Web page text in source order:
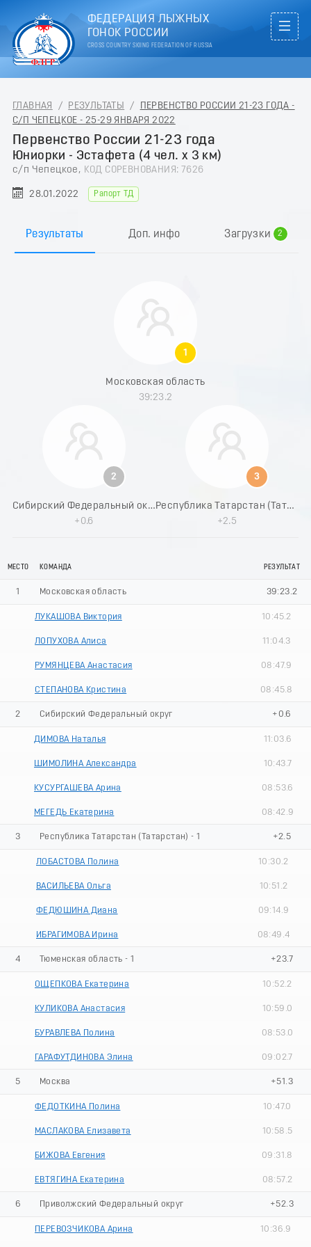
ФЕДЕРАЦИЯ ЛЫЖНЫХ
ГОНОК РОССИИ
CROSS COUNTRY SKIING FEDERATION OF RUSSIA
ГЛАВНАЯ / РЕЗУЛЬТАТЫ /
ПЕРВЕНСТВО РОССИИ 21-23 ГОДА -
С/П ЧЕПЕЦКОЕ - 25-29 ЯНВАРЯ 2022
Первенство России 21-23 года
Юниорки - Эстафета (4 чел. х 3 км)
с/п Чепецкое, КОД СОРЕВНОВАНИЯ: 7626
28.01.2022 Рапорт ТД
Результаты Доп. инфо Загрузки
2
6
8
1
Московская область
39:23.2
2
Сибирский Федеральный округ
+0.6
3
Республика Татарстан (Татарстан) - 1
+2.5
МЕСТО КОМАНДА РЕЗУЛЬТАТ
1 Московская область 39:23.2
ЛУКАШОВА Виктория 10:45.2
ЛОПУХОВА Алиса 11:04.3
РУМЯНЦЕВА Анастасия 08:47.9
СТЕПАНОВА Кристина 08:45.8
2 Сибирский Федеральный округ +0.6
ДИМОВА Наталья 11:03.6
ШИМОЛИНА Александра 10:43.7
КУСУРГАШЕВА Арина 08:53.6
МЕГЕДЬ Екатерина 08:42.9
3 Республика Татарстан (Татарстан) - 1 +2.5
ЛОБАСТОВА Полина 10:30.2
ВАСИЛЬЕВА Ольга 10:51.2
ФЕДЮШИНА Диана 09:14.9
ИБРАГИМОВА Ирина 08:49.4
4 Тюменская область - 1 +23.7
ОЩЕПКОВА Екатерина 10:52.2
КУЛИКОВА Анастасия 10:59.0
БУРАВЛЕВА Полина 08:53.0
ГАРАФУТДИНОВА Элина 09:02.7
5 Москва +51.3
ФЕДОТКИНА Полина 10:47.0
МАСЛАКОВА Елизавета 10:58.5
БИЖОВА Евгения 09:31.8
ЕВТЯГИНА Екатерина 08:57.2
6 Приволжский Федеральный округ +52.3
ПЕРЕВОЗЧИКОВА Арина 10:36.9